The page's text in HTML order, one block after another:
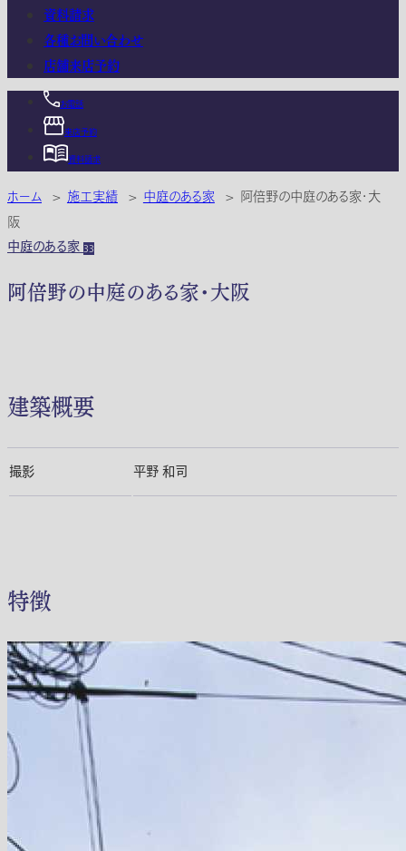
資料請求
各種お問い合わせ
店舗来店予約
お電話
来店予約
資料請求
ホーム > 施工実績 > 中庭のある家 > 阿倍野の中庭のある家・大
阪
中庭のある家33
阿倍野の中庭のある家・大阪
建築概要
撮影 平野 和司
特徴